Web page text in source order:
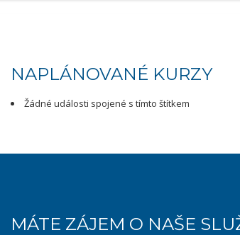
NAPLÁNOVANÉ KURZY
Žádné události spojené s tímto štítkem
MÁTE ZÁJEM O NAŠE